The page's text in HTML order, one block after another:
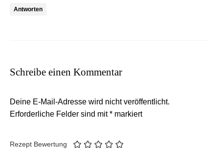
Antworten
Schreibe einen Kommentar
Deine E-Mail-Adresse wird nicht veröffentlicht.
Erforderliche Felder sind mit* markiert
Rezept Bewertung